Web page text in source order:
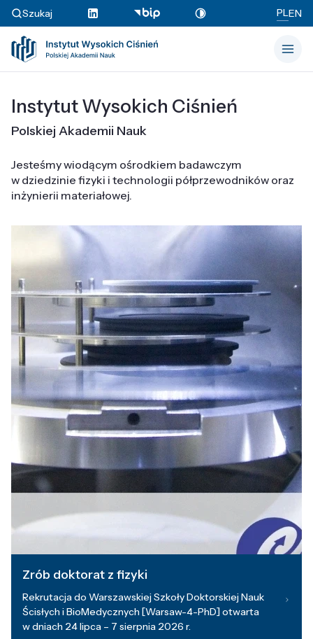
Szukaj PLEN
Instytut Wysokich Ciśnień
Polskiej Akademii Nauk
Jesteśmy wiodącym ośrodkiem badawczym
w dziedzinie fizyki i technologii półprzewodników oraz
inżynierii materiałowej.
Zrób doktorat z fizyki
Rekrutacja do Warszawskiej Szkoły Doktorskiej Nauk
Ścisłych i BioMedycznych [Warsaw-4-PhD] otwarta
w dniach 24 lipca – 7 sierpnia 2026 r.